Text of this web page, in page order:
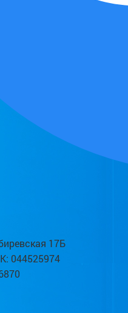
17Б
044525974